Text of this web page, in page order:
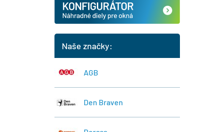
Naše značky:
AGB
Den Braven